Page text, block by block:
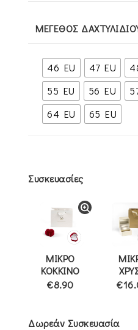
ΜΈΓΕΘΟΣ
46 EU 47 EU
55 EU
56 EU
64 EU
65 EU
Συσκευασίες
ΜΙΚΡΟ
ΚΟΚΚΙΝΟ
€8.90
Δωρεάν Συσκευασία